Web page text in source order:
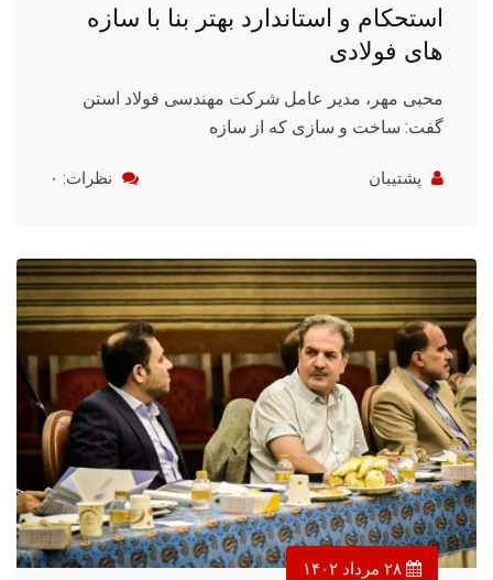
استحکام و استاندارد بهتر بنا با سازه
های فولادی
محبی مهر، مدیر عامل شرکت مهندسی فولاد استن
گفت: ساخت و سازی که از سازه
پشتیبان نظرات: ۰